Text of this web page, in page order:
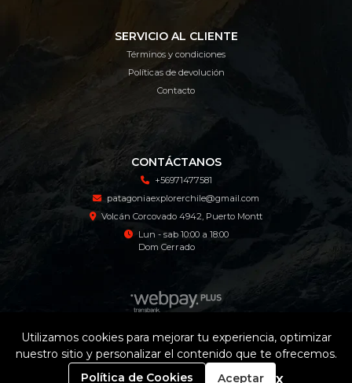
SERVICIO AL CLIENTE
Términos y condiciones
Políticas de devolución
Contacto
CONTÁCTANOS
+56971477581
patagoniaexplorerchile@gmail.com
Volcán Corcovado 4942, Puerto Montt
Lun - sab 10:00 a 18:00
Dom Cerrado
Patagonia Explorer Tienda Online © 2026
¿Te gusta mi tienda? Yo vendo con
Bsale
0
Utilizamos cookies para mejorar tu experiencia, optimizar
nuestro sitio y personalizar el contenido que te ofrecemos.
Política de Cookies
Aceptar x